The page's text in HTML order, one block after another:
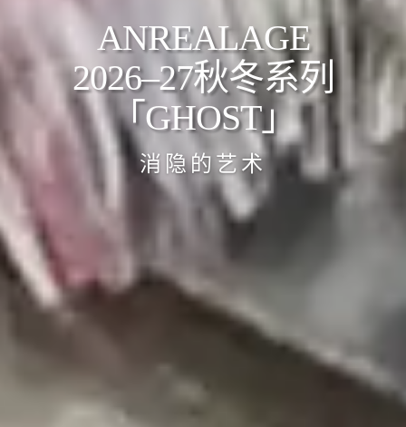
ANREALAGE
2026–27秋冬系列
「GHOST」
消隐的艺术